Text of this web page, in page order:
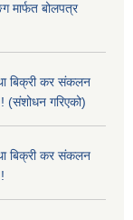
मार्फत बोलपत्र
बिक्री कर संकलन
(संशोधन गरिएको)
बिक्री कर संकलन